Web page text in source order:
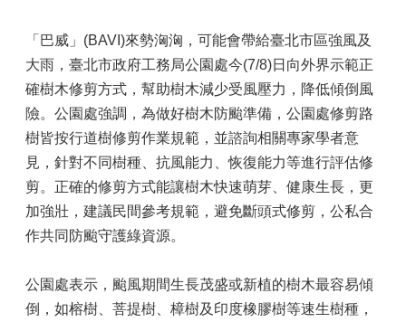
「巴威」(BAVI)來勢洶洶，可能會帶給臺北市區強風及
大雨，臺北市政府工務局公園處今(7/8)日向外界示範正
確樹木修剪方式，幫助樹木減少受風壓力，降低傾倒風
險。公園處強調，為做好樹木防颱準備，公園處修剪路
樹皆按行道樹修剪作業規範，並諮詢相關專家學者意
見，針對不同樹種、抗風能力、恢復能力等進行評估修
剪。正確的修剪方式能讓樹木快速萌芽、健康生長，更
加強壯，建議民間參考規範，避免斷頭式修剪，公私合
作共同防颱守護綠資源。
公園處表示，颱風期間生長茂盛或新植的樹木最容易傾
倒，如榕樹、菩提樹、樟樹及印度橡膠樹等速生樹種，